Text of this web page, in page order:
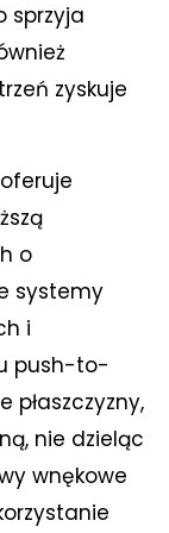
sprzyja
zyskuje
o
systemy
i
push-to-
płaszczyzny,
nie dzieląc
wnękowe